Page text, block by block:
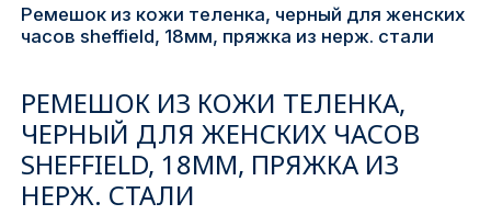
Новосибирск
Ижевск
Архангельск
Иркутск
Ремешок из кожи теленка, черный для женских
часов sheffield, 18мм, пряжка из нерж. стали
РЕМЕШОК ИЗ КОЖИ ТЕЛЕНКА,
ЧЕРНЫЙ ДЛЯ ЖЕНСКИХ ЧАСОВ
SHEFFIELD, 18ММ, ПРЯЖКА ИЗ
НЕРЖ. СТАЛИ